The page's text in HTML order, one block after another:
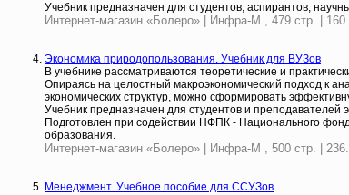
Учебник предназначен для студентов, аспирантов,
Интернет-магазин «Болеро» | Инфра-М , 479 стр. |
Экономика природопользования. Учебник для ВУЗов
В учебнике рассматриваются теоретические и
Опираясь на целостный макроэкономический подход к
экономических структур, можно сформировать
Учебник предназначен для студентов и преподавателей
Подготовлен при содействии НФПК - Национального
образования.
Интернет-магазин «Болеро» | Инфра-М , 500 стр. |
Менеджмент. Учебное пособие для ССУЗов